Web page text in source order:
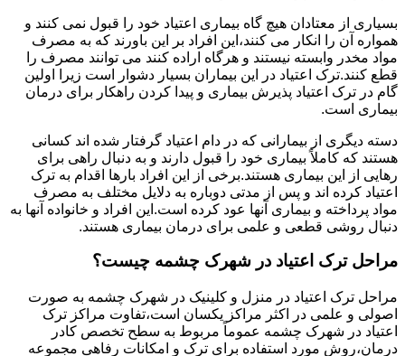
بسیاری از معتادان هیچ گاه بیماری اعتیاد خود را قبول نمی کنند و
همواره آن را انکار می کنند،این افراد بر این باورند که به مصرف
مواد مخدر وابسته نیستند و هرگاه اراده کنند می توانند مصرف را
قطع کنند.ترک اعتیاد در این بیماران بسیار دشوار است زیرا اولین
گام در ترک اعتیاد پذیرش بیماری و پیدا کردن راهکار برای درمان
بیماری است.
دسته دیگری از بیمارانی که در دام اعتیاد گرفتار شده اند کسانی
هستند که کاملاً بیماری خود را قبول دارند و به دنبال راهی برای
رهایی از این بیماری هستند.برخی از این افراد بارها اقدام به ترک
اعتیاد کرده اند و پس از مدتی دوباره به دلایل مختلف به مصرف
مواد پرداخته و بیماری آنها عود کرده است.این افراد و خانواده آنها به
دنبال روشی قطعی و علمی برای درمان بیماری هستند.
مراحل ترک اعتیاد در شهرک چشمه چیست؟
مراحل ترک اعتیاد در منزل و کلینیک در شهرک چشمه به صورت
اصولی و علمی در اکثر مراکز یکسان است،تفاوت مراکز ترک
اعتیاد در شهرک چشمه عموماً مربوط به سطح تخصص کادر
درمان،روش مورد استفاده برای ترک و امکانات رفاهی مجموعه